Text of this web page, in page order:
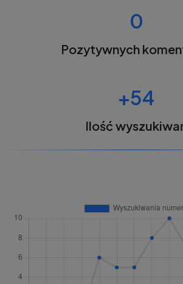
0
Pozytywnych
+54
Ilość